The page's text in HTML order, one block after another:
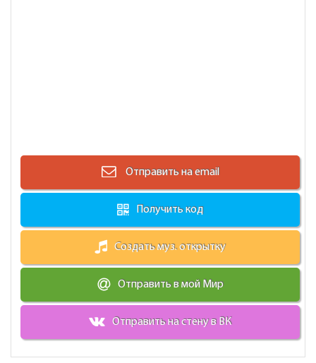
Отправить на email
Получить код
Создать муз. открытку
Отправить в мой Мир
Отправить на стену в ВК